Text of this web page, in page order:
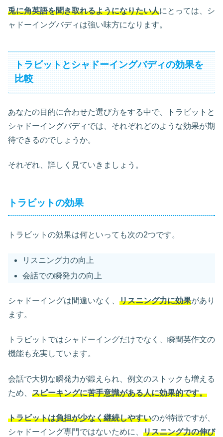
兎に角英語を聞き取れるようになりたい人にとっては、シ
ャドーイングバディは強い味方になります。
トラビットとシャドーイングバディの効果を
比較
あなたの目的に合わせた選び方をする中で、トラビットと
シャドーイングバディでは、それぞれどのような効果が期
待できるのでしょうか。
それぞれ、詳しく見ていきましょう。
トラビットの効果
トラビットの効果は何といっても次の2つです。
リスニング力の向上
会話での瞬発力の向上
シャドーイングは間違いなく、 リスニング力に効果があり
ます。
トラビットではシャドーイングだけでなく、瞬間英作文の
機能も充実しています。
会話で大切な瞬発力が鍛えられ、例文のストックも増える
ため、 スピーキングに苦手意識がある人に効果的です。
トラビットは負担が少なく継続しやすいのが特徴ですが、
シャドーイング専門ではないために、 リスニング力の伸び